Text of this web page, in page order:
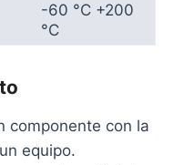
-60 °C +200
°C
componente con la
equipo.